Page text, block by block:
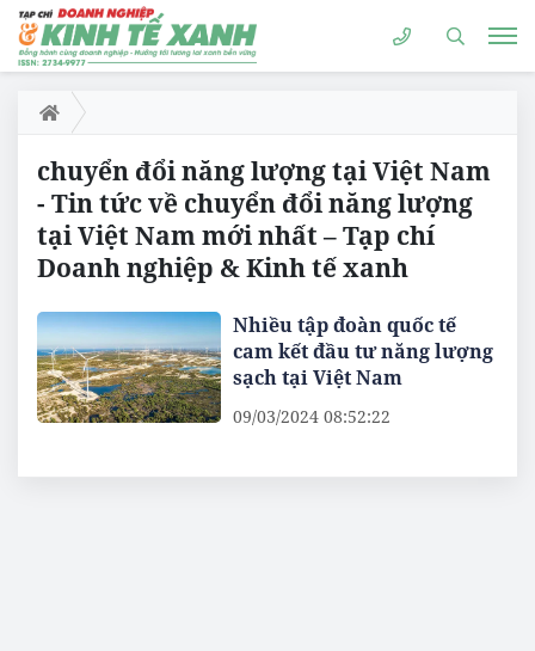
chuyển đổi năng lượng tại Việt Nam
- Tin tức về chuyển đổi năng lượng
tại Việt Nam mới nhất – Tạp chí
Doanh nghiệp & Kinh tế xanh
Nhiều tập đoàn quốc tế
cam kết đầu tư năng lượng
sạch tại Việt Nam
09/03/2024 08:52:22